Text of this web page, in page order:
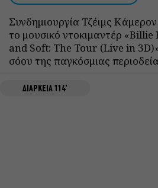
Συνδημιουργία Τζέιμς Κάμερον
το μουσικό ντοκιμαντέρ
and Soft: The Tour (Live in
σόου της παγκόσμιας
ΔΙΑΡΚΕΙΑ 114'